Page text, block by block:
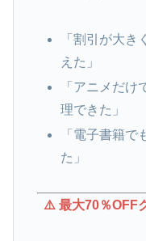
「割引が大
えた」
「アニメだ
理できた」
「電子書籍で
た」
⚠️ 最大70％OFF